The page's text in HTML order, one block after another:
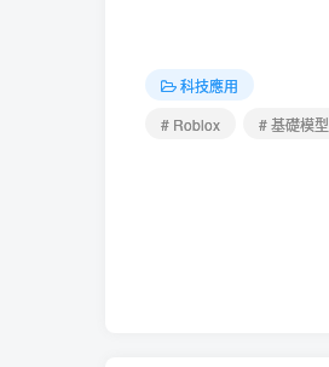
科技應用
# Roblox
# 基礎模型